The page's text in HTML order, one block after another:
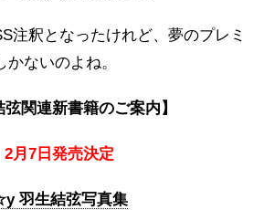
注釈となったけれど、夢のプレミ
ないのよね。
弦関連新書籍のご案内】
2月7日発売決定
羽生結弦写真集